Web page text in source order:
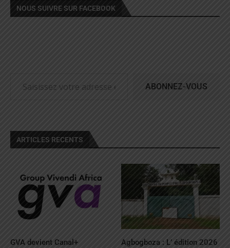
NOUS SUIVRE SUR FACEBOOK
ABONNEZ-VOUS
ARTICLES RECENTS
GVA devient Canal+
Agbogboza : L’ édition 2026